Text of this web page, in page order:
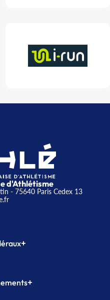
d'Athlétisme
- 75640 Paris Cedex 13
+
+